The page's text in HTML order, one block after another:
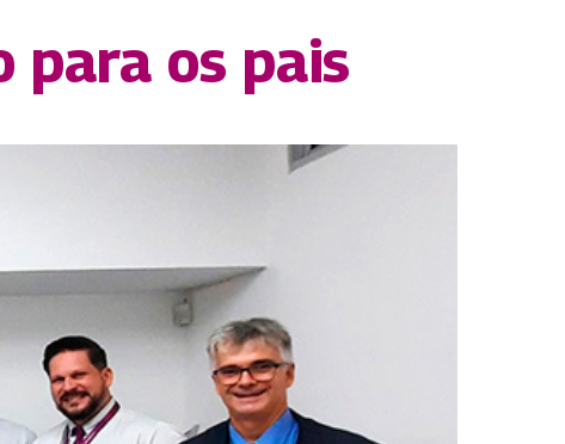
para os pais